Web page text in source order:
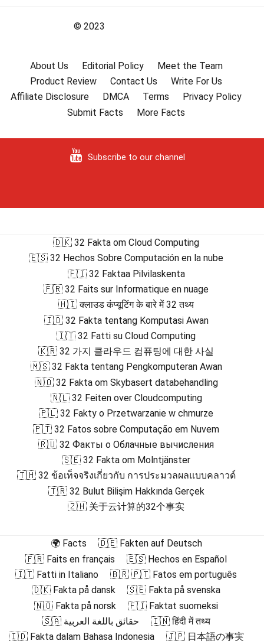
© 2023
About Us Editorial Policy
Meet the Team
Product Review
Contact Us
Write For Us
Affiliate Disclosure
DMCA Terms
Privacy Policy
Submit Facts
More Facts
Subscribe to our channel
🇩🇰 32 Fakta om Cloud Computing
🇪🇸 32 Hechos Sobre Computación en la nube
🇫🇮 32 Faktaa Pilvilaskenta
🇫🇷 32 Faits sur Informatique en nuage
🇭🇮 क्लाउड कंप्यूटिंग के बारे में 32 तथ्य
🇮🇩 32 Fakta tentang Komputasi Awan
🇮🇹 32 Fatti su Cloud Computing
🇰🇷 32 가지 클라우드 컴퓨팅에 대한 사실
🇲🇸 32 Fakta tentang Pengkomputeran Awan
🇳🇴 32 Fakta om Skybasert databehandling
🇳🇱 32 Feiten over Cloudcomputing
🇵🇱 32 Fakty o Przetwarzanie w chmurze
🇵🇹 32 Fatos sobre Computação em Nuvem
🇷🇺 32 Факты о Облачные вычисления
🇸🇪 32 Fakta om Molntjänster
🇹🇭 32 ข้อเท็จจริงเกี่ยวกับ การประมวลผลแบบคลาวด์
🇹🇷 32 Bulut Bilişim Hakkında Gerçek
🇿🇭 关于云计算的32个事实
🌍 Facts
🇩🇪 Fakten auf Deutsch
🇫🇷 Faits en français
🇪🇸 Hechos en Español
🇮🇹 Fatti in Italiano
🇧🇷 🇵🇹 Fatos em português
🇩🇰 Fakta på dansk
🇸🇪 Fakta på svenska
🇳🇴 Fakta på norsk
🇫🇮 Faktat suomeksi
🇸🇦 حقائق باللغة العربية
🇮🇳 हिंदी में तथ्य
🇮🇩 Fakta dalam Bahasa Indonesia
🇯🇵 日本語の事実